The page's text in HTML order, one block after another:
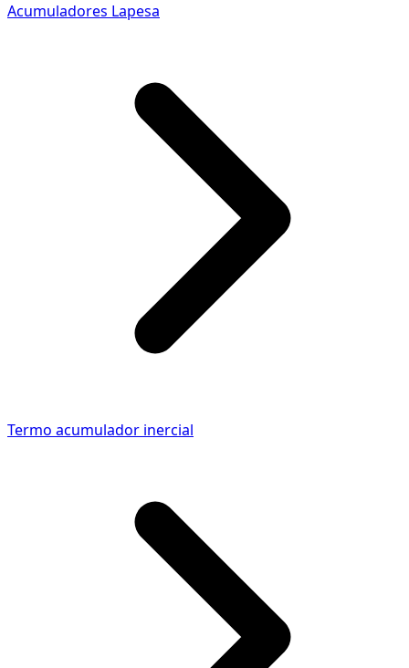
Acumuladores Lapesa
Termo acumulador inercial